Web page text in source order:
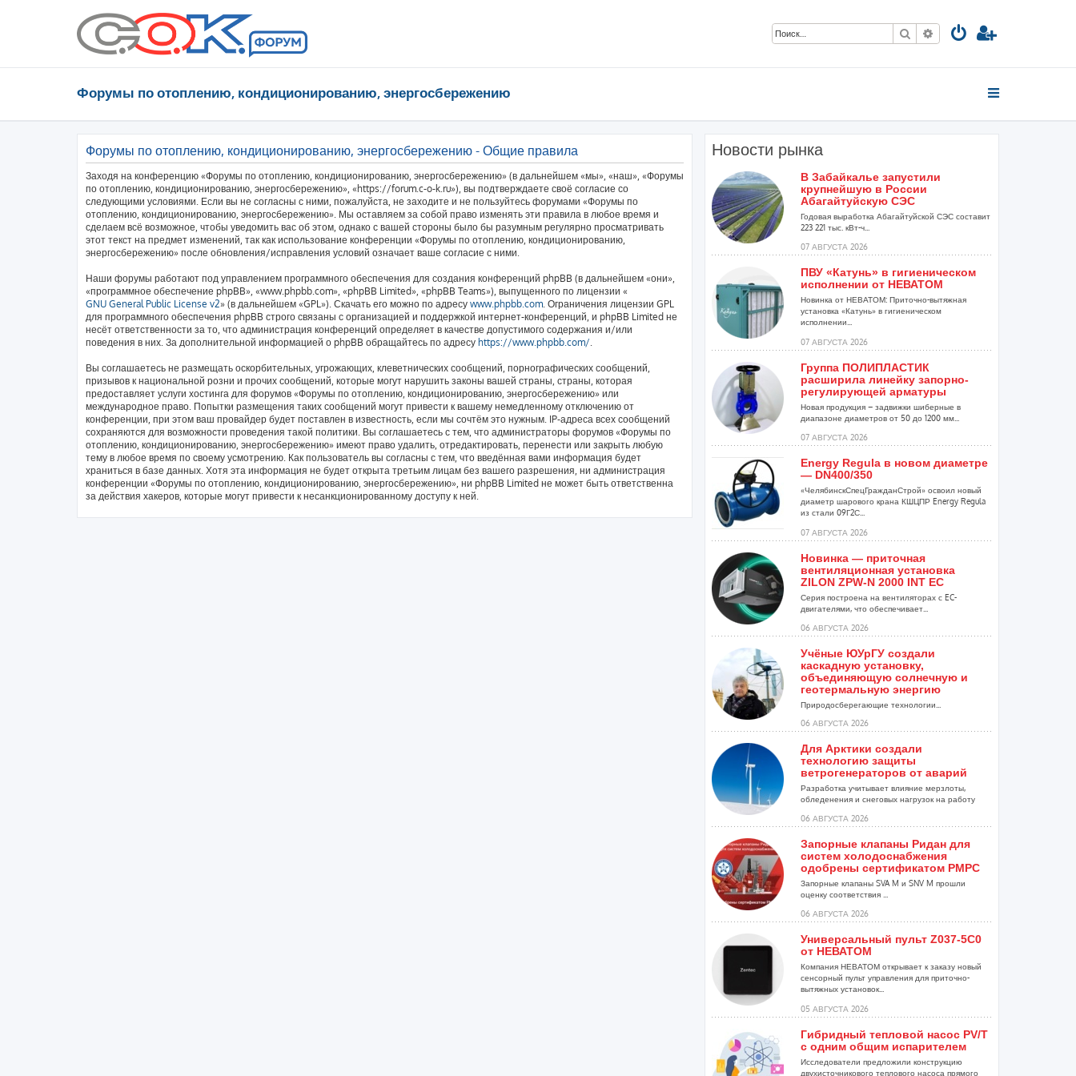
Поиск Расширенный поиск
Форумы по отоплению, кондиционированию, энергосбережению
Форумы по отоплению, кондиционированию, энергосбережению - Общие правила
Заходя на конференцию «Форумы по отоплению, кондиционированию, энергосбережению» (в дальнейшем «мы», «наш», «Форумы
по отоплению, кондиционированию, энергосбережению», «https://forum.c-o-k.ru»), вы подтверждаете своё согласие со
следующими условиями. Если вы не согласны с ними, пожалуйста, не заходите и не пользуйтесь форумами «Форумы по
отоплению, кондиционированию, энергосбережению». Мы оставляем за собой право изменять эти правила в любое время и
сделаем всё возможное, чтобы уведомить вас об этом, однако с вашей стороны было бы разумным регулярно просматривать
этот текст на предмет изменений, так как использование конференции «Форумы по отоплению, кондиционированию,
энергосбережению» после обновления/исправления условий означает ваше согласие с ними.
Наши форумы работают под управлением программного обеспечения для создания конференций phpBB (в дальнейшем «они»,
«программное обеспечение phpBB», «www.phpbb.com», «phpBB Limited», «phpBB Teams»), выпущенного по лицензии «
GNU General Public License v2» (в дальнейшем «GPL»). Скачать его можно по адресу www.phpbb.com. Ограничения лицензии GPL
для программного обеспечения phpBB строго связаны с организацией и поддержкой интернет-конференций, и phpBB Limited не
несёт ответственности за то, что администрация конференций определяет в качестве допустимого содержания и/или
поведения в них. За дополнительной информацией о phpBB обращайтесь по адресу https://www.phpbb.com/.
Вы соглашаетесь не размещать оскорбительных, угрожающих, клеветнических сообщений, порнографических сообщений,
призывов к национальной розни и прочих сообщений, которые могут нарушить законы вашей страны, страны, которая
предоставляет услуги хостинга для форумов «Форумы по отоплению, кондиционированию, энергосбережению» или
международное право. Попытки размещения таких сообщений могут привести к вашему немедленному отключению от
конференции, при этом ваш провайдер будет поставлен в известность, если мы сочтём это нужным. IP-адреса всех сообщений
сохраняются для возможности проведения такой политики. Вы соглашаетесь с тем, что администраторы форумов «Форумы по
отоплению, кондиционированию, энергосбережению» имеют право удалить, отредактировать, перенести или закрыть любую
тему в любое время по своему усмотрению. Как пользователь вы согласны с тем, что введённая вами информация будет
храниться в базе данных. Хотя эта информация не будет открыта третьим лицам без вашего разрешения, ни администрация
конференции «Форумы по отоплению, кондиционированию, энергосбережению», ни phpBB Limited не может быть ответственна
за действия хакеров, которые могут привести к несанкционированному доступу к ней.
Новости рынка
В Забайкалье запустили
крупнейшую в России
Абагайтуйскую СЭС
Годовая выработка Абагайтуйской СЭС составит
223 221 тыс. кВт-ч...
07 АВГУСТА 2026
ПВУ «Катунь» в гигиеническом
исполнении от НЕВАТОМ
Новинка от НЕВАТОМ: Приточно-вытяжная
установка «Катунь» в гигиеническом
исполнении...
07 АВГУСТА 2026
Группа ПОЛИПЛАСТИК
расширила линейку запорно-
регулирующей арматуры
Новая продукция – задвижки шиберные в
диапазоне диаметров от 50 до 1200 мм...
07 АВГУСТА 2026
Energy Regula в новом диаметре
— DN400/350
«ЧелябинскСпецГражданСтрой» освоил новый
диаметр шарового крана КШЦПР Energy Regula
из стали 09Г2С...
07 АВГУСТА 2026
Новинка — приточная
вентиляционная установка
ZILON ZPW-N 2000 INT EC
Серия построена на вентиляторах с EC-
двигателями, что обеспечивает...
06 АВГУСТА 2026
Учёные ЮУрГУ создали
каскадную установку,
объединяющую солнечную и
геотермальную энергию
Природосберегающие технологии...
06 АВГУСТА 2026
Для Арктики создали
технологию защиты
ветрогенераторов от аварий
Разработка учитывает влияние мерзлоты,
обледенения и снеговых нагрузок на работу
06 АВГУСТА 2026
Запорные клапаны Ридан для
систем холодоснабжения
одобрены сертификатом РМРС
Запорные клапаны SVA M и SNV M прошли
оценку соответствия ...
06 АВГУСТА 2026
Универсальный пульт Z037-5C0
от НЕВАТОМ
Компания НЕВАТОМ открывает к заказу новый
сенсорный пульт управления для приточно-
вытяжных установок...
05 АВГУСТА 2026
Гибридный тепловой насос PV/T
с одним общим испарителем
Исследователи предложили конструкцию
двухисточникового теплового насоса прямого